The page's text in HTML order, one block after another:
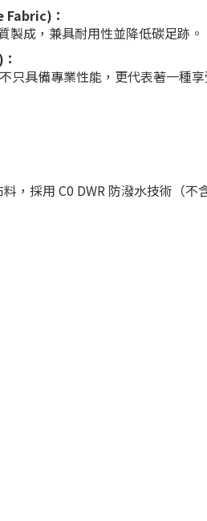
：
製成，兼具耐用性並降低碳足跡。
只具備專業性能，更代表著一種
，採用 C0 DWR 防潑水技術（不